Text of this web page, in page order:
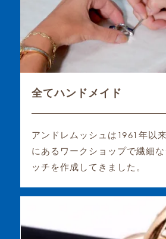
全てハンドメイド
アンドレムッシュは1961年以
にあるワークショップで繊細
ッチを作成してきました。